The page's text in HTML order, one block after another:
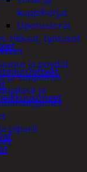
kuppiharjat
Upotusterät
tikkaat, työtasot
ja pöydät
ja suojaimet
ja
piparit